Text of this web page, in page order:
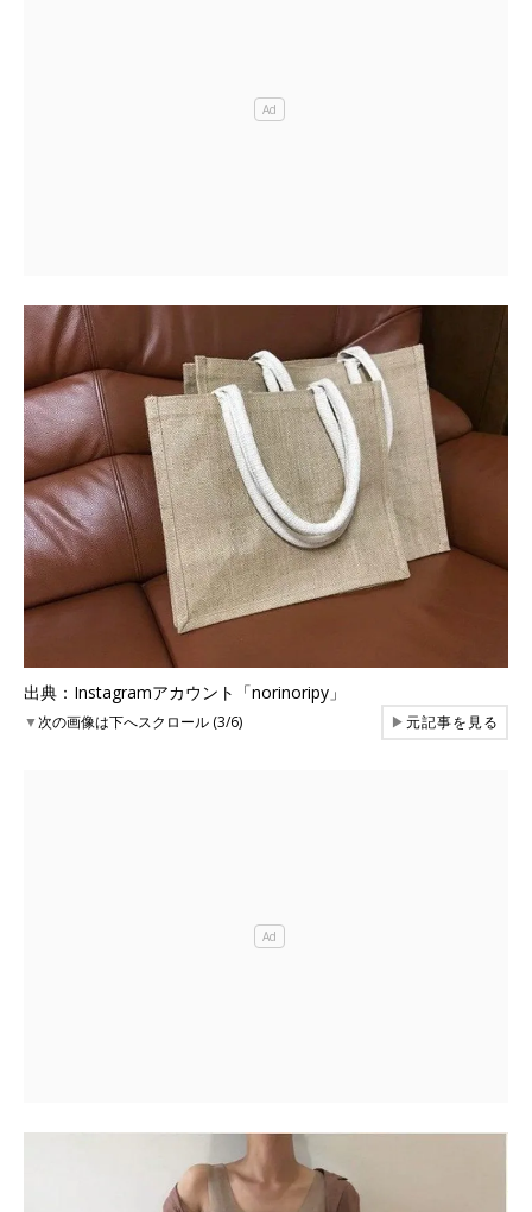
出典：Instagramアカウント「norinoripy」
▼次の画像は下へスクロール (3/6) ▶元記事を見る